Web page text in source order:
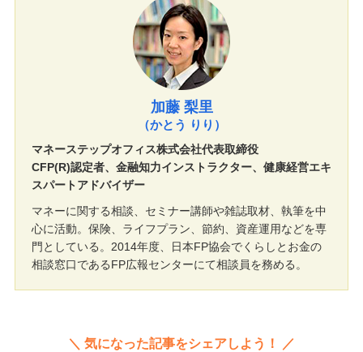
加藤 梨里
（かとう りり）
マネーステップオフィス株式会社代表取締役
CFP(R)認定者、金融知力インストラクター、健康経営エキ
スパートアドバイザー
マネーに関する相談、セミナー講師や雑誌取材、執筆を中
心に活動。保険、ライフプラン、節約、資産運用などを専
門としている。2014年度、日本FP協会でくらしとお金の
相談窓口であるFP広報センターにて相談員を務める。
気になった記事をシェアしよう！